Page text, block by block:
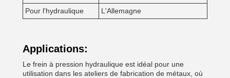
Pour l'hydraulique
L'Allemagne
Applications:
Le frein à pression hydraulique est idéal pour une
utilisation dans les ateliers de fabrication de métaux, où